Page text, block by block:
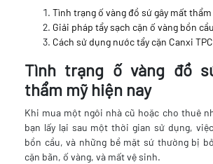
Tình trạng ố vàng đồ sứ gây mất
Giải pháp tẩy sạch cặn ố vàng bồn
Cách sử dụng nước tẩy cặn Canxi
Tình trạng ố vàng đồ
thẩm mỹ hiện nay
Khi mua một ngôi nhà cũ hoặc cho thuê
bạn lấy lại sau một thời gian sử dụng,
bồn cầu, và những bề mặt sứ thường bị
cặn bãn, ố vàng, và mất vệ sinh.